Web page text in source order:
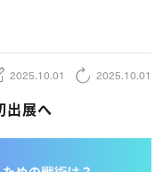
2025.10.01 2025.10.01
出展へ